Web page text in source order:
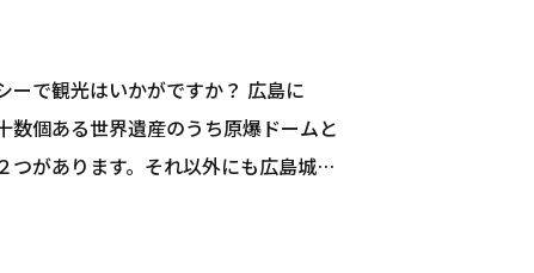
ーで観光はいかがですか？ 広島に
数個ある世界遺産のうち原爆ドームと
つがあります。それ以外にも広島城や